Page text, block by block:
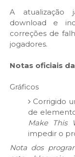
A atualização
download e
correções de
jogadores.
Notas oficiais
Gráficos
Corrigido
de
Make This
impedir o
Nota dos